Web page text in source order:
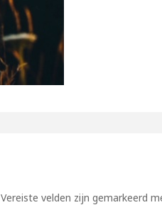
Vereiste velden zijn gemarkeerd